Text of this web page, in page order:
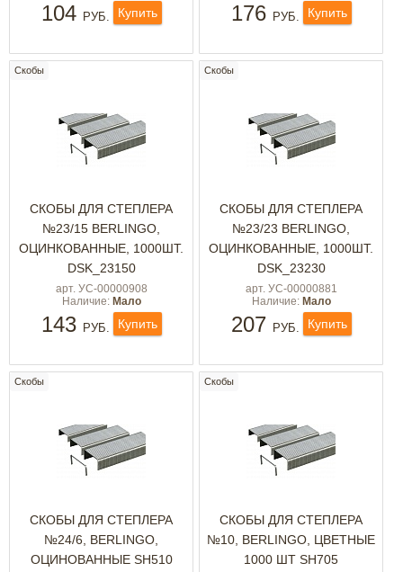
104 РУБ. Купить 176 РУБ. Купить
Скобы
СКОБЫ ДЛЯ СТЕПЛЕРА
№23/15 BERLINGO,
ОЦИНКОВАННЫЕ, 1000ШТ.
DSK_23150
арт. УС-00000908
Наличие: Мало
143 РУБ. Купить
Скобы
СКОБЫ ДЛЯ СТЕПЛЕРА
№23/23 BERLINGO,
ОЦИНКОВАННЫЕ, 1000ШТ.
DSK_23230
арт. УС-00000881
Наличие: Мало
207 РУБ. Купить
Скобы
СКОБЫ ДЛЯ СТЕПЛЕРА
№24/6, BERLINGO,
ОЦИНОВАННЫЕ SH510
Скобы
СКОБЫ ДЛЯ СТЕПЛЕРА
№10, BERLINGO, ЦВЕТНЫЕ
1000 ШТ SH705